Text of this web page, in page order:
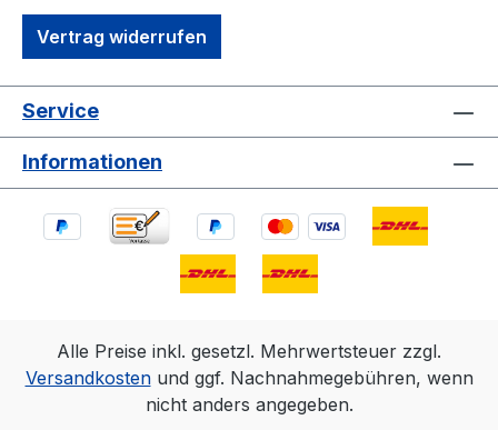
Vertrag widerrufen
Service
Informationen
Alle Preise inkl. gesetzl. Mehrwertsteuer zzgl.
Versandkostenund ggf. Nachnahmegebühren, wenn
nicht anders angegeben.